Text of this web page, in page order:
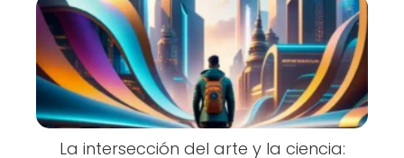
La intersección del arte y la ciencia: